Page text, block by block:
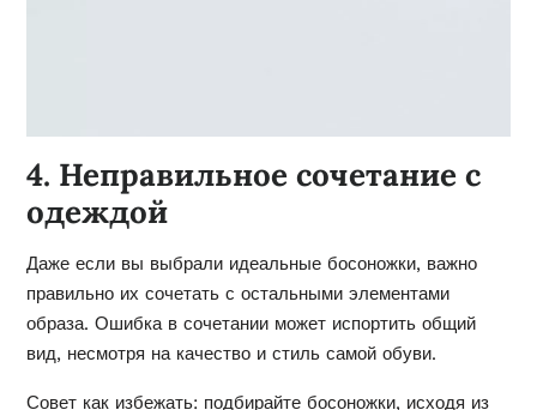
4. Неправильное сочетание с
одеждой
Даже если вы выбрали идеальные босоножки, важно
правильно их сочетать с остальными элементами
образа. Ошибка в сочетании может испортить общий
вид, несмотря на качество и стиль самой обуви.
Совет как избежать: подбирайте босоножки, исходя из